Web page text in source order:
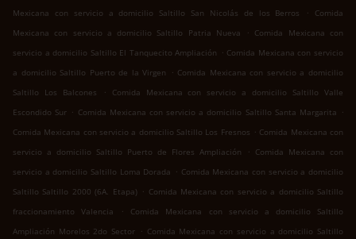
Mexicana con servicio a domicilio Saltillo San Nicolás de los Berros
.
Comida
Mexicana con servicio a domicilio Saltillo Patria Nueva
. Comida Mexicana con
servicio a domicilio Saltillo El Tanquecito Ampliación . Comida Mexicana con servicio
a domicilio Saltillo Puerto de la Virgen
. Comida Mexicana con servicio a domicilio
Saltillo Los Balcones
.
Comida Mexicana con servicio a domicilio Saltillo Valle
Escondido Sur . Comida Mexicana con servicio a domicilio Saltillo Santa Margarita .
Comida Mexicana con servicio a domicilio Saltillo Los Fresnos . Comida Mexicana con
servicio a domicilio Saltillo Puerto de Flores Ampliación
. Comida Mexicana con
servicio a domicilio Saltillo Loma Dorada . Comida Mexicana con servicio a domicilio
Saltillo Saltillo 2000 (6A. Etapa) . Comida Mexicana con servicio a domicilio Saltillo
fraccionamiento Valencia
.
Comida Mexicana con servicio a domicilio Saltillo
Ampliación Morelos 2do Sector . Comida Mexicana con servicio a domicilio Saltillo